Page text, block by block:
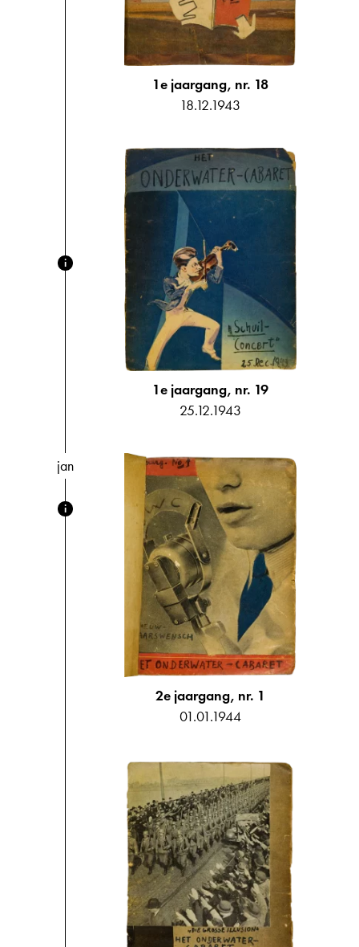
1e jaargang, nr. 18
18.12.1943
1e jaargang, nr. 19
25.12.1943
i
2e jaargang, nr. 1
01.01.1944
jan
i